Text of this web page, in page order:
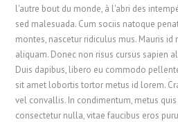
l'autre bout du monde, à l'abri des
sed malesuada. Cum sociis natoque
montes, nascetur ridiculus mus. Mauris
aliquam. Donec non risus cursus sapien
Duis dapibus, libero eu commodo
sit amet lobortis tortor metus id lorem.
vel convallis. In condimentum, metus
consectetur nulla, vitae faucibus eros